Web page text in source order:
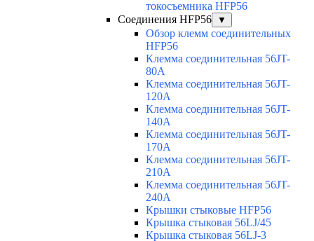
токосъемника HFP56
Соединения HFP56
▼
Обзор клемм соединительных
HFP56
Клемма соединительная 56JT-
80A
Клемма соединительная 56JT-
120A
Клемма соединительная 56JT-
140A
Клемма соединительная 56JT-
170A
Клемма соединительная 56JT-
210A
Клемма соединительная 56JT-
240A
Крышки стыковые HFP56
Крышка стыковая 56LJ/45
Крышка стыковая 56LJ-3